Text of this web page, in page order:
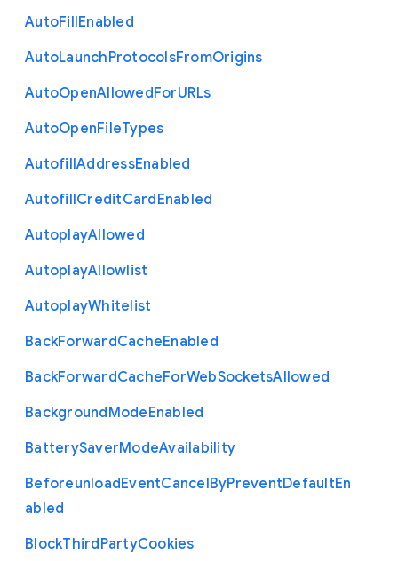
AutoFillEnabled
AutoLaunchProtocolsFromOrigins
AutoOpenAllowedForURLs
AutoOpenFileTypes
AutofillAddressEnabled
AutofillCreditCardEnabled
AutoplayAllowed
AutoplayAllowlist
AutoplayWhitelist
BackForwardCacheEnabled
BackForwardCacheForWebSocketsAllowed
BackgroundModeEnabled
BatterySaverModeAvailability
BeforeunloadEventCancelByPreventDefaultEn
abled
BlockThirdPartyCookies